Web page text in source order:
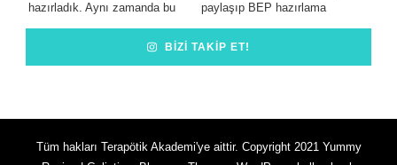
BIZI TAKIP ET!
Tüm hakları Terapötik Akademi'ye aittir. Copyright 2021 Yummy